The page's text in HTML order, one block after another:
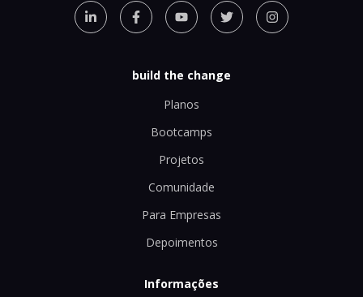
build the change
Planos
Bootcamps
Projetos
Comunidade
Para Empresas
Depoimentos
Informações